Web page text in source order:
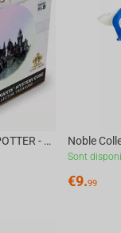
Noble Collection HARRY POTTER - Journey to Hogwarts Mystery Cube
Sont
€9.99